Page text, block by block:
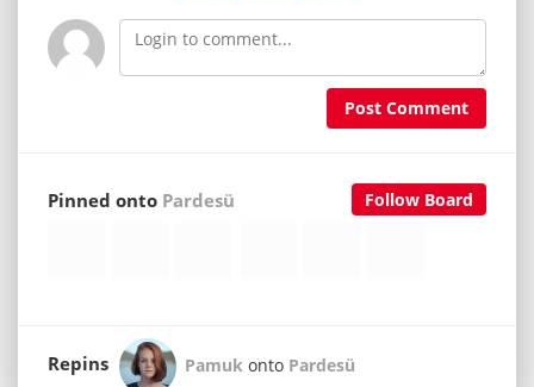
Post Comment
Follow Board
Pinned onto Pardesü
Repins Pamuk onto Pardesü